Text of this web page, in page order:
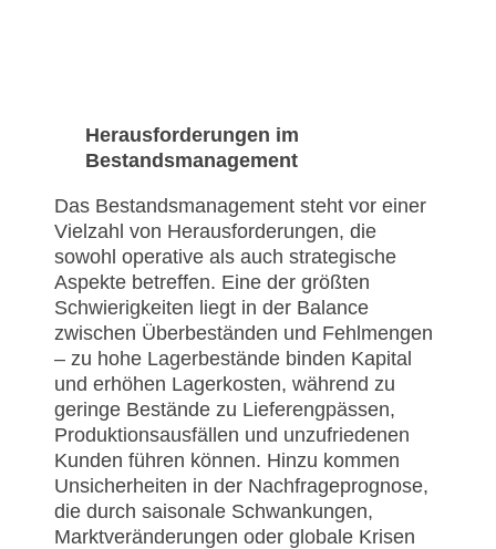
Herausforderungen im
Bestandsmanagement
Das Bestandsmanagement steht vor einer
Vielzahl von Herausforderungen, die
sowohl operative als auch strategische
Aspekte betreffen. Eine der größten
Schwierigkeiten liegt in der Balance
zwischen Überbeständen und Fehlmengen
– zu hohe Lagerbestände binden Kapital
und erhöhen Lagerkosten, während zu
geringe Bestände zu Lieferengpässen,
Produktionsausfällen und unzufriedenen
Kunden führen können. Hinzu kommen
Unsicherheiten in der Nachfrageprognose,
die durch saisonale Schwankungen,
Marktveränderungen oder globale Krisen